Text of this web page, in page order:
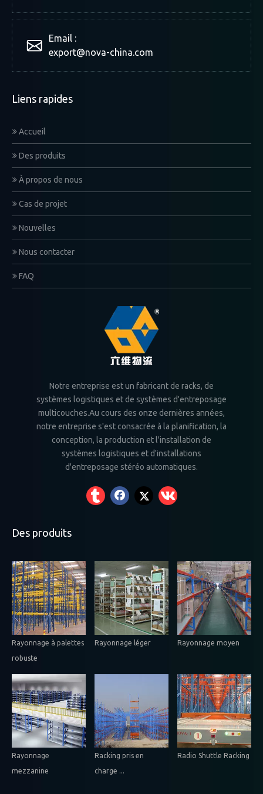
Email :
export@nova-china.com
Liens rapides
Accueil
Des produits
À propos de nous
Cas de projet
Nouvelles
Nous contacter
FAQ
Notre entreprise est un fabricant de racks, de
systèmes logistiques et de systèmes d'entreposage
multicouches.Au cours des onze dernières années,
notre entreprise s'est consacrée à la planification, la
conception, la production et l'installation de
systèmes logistiques et d'installations
d'entreposage stéréo automatiques.
Des produits
Rayonnage à palettes
robuste
Rayonnage léger Rayonnage moyen
Rayonnage
mezzanine
Racking pris en
charge ...
Radio Shuttle Racking